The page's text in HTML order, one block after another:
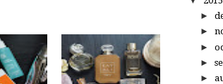
►
►
►
►
►